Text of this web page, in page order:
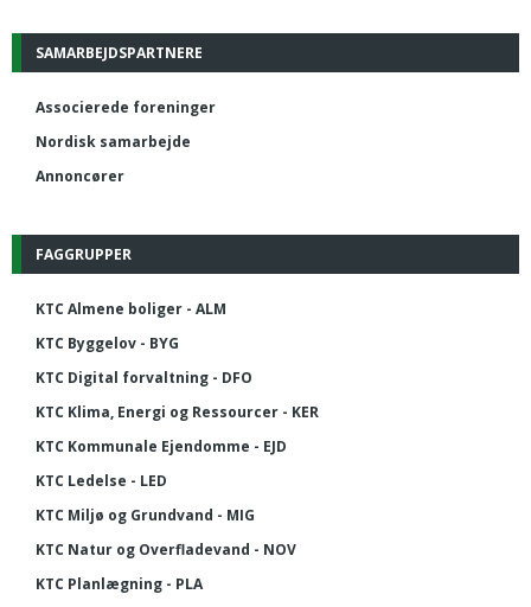
SAMARBEJDSPARTNERE
Associerede foreninger
Nordisk samarbejde
Annoncører
FAGGRUPPER
KTC Almene boliger - ALM
KTC Byggelov - BYG
KTC Digital forvaltning - DFO
KTC Klima, Energi og Ressourcer - KER
KTC Kommunale Ejendomme - EJD
KTC Ledelse - LED
KTC Miljø og Grundvand - MIG
KTC Natur og Overfladevand - NOV
KTC Planlægning - PLA